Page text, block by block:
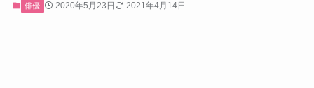
俳優 2020年5月23日 2021年4月14日